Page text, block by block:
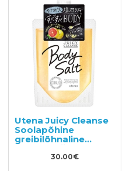
Utena Juicy Cleanse
Soolapõhine
greibilõhnaline
kehakoorija 300g
30.00€